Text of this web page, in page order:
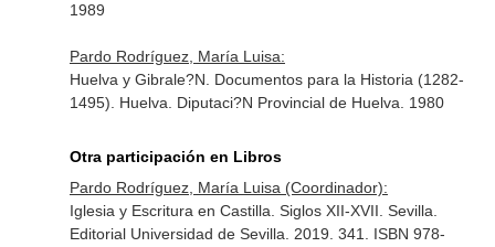
1989
Pardo Rodríguez, María Luisa:
Huelva y Gibrale?N. Documentos para la Historia (1282-
1495). Huelva. Diputaci?N Provincial de Huelva. 1980
Otra participación en Libros
Pardo Rodríguez, María Luisa (Coordinador):
Iglesia y Escritura en Castilla. Siglos XII-XVII. Sevilla.
Editorial Universidad de Sevilla. 2019. 341. ISBN 978-